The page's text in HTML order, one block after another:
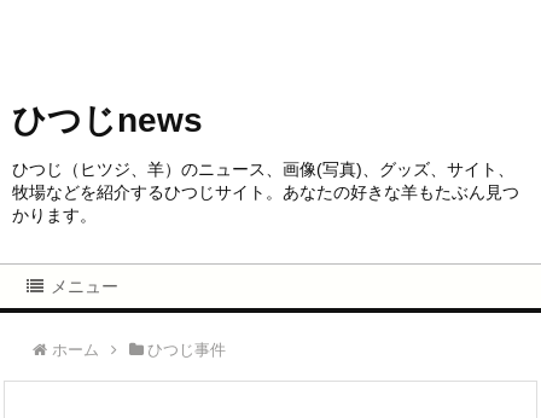
ひつじnews
ひつじ（ヒツジ、羊）のニュース、画像(写真)、グッズ、サイト、
牧場などを紹介するひつじサイト。あなたの好きな羊もたぶん見つ
かります。
メニュー
ホーム ひつじ事件